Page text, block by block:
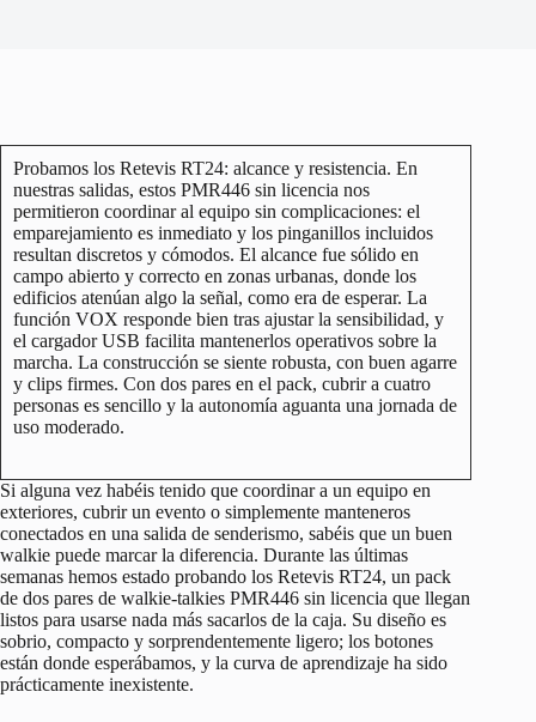
Probamos los Retevis RT24: alcance y resistencia. En
nuestras salidas, estos PMR446 sin licencia nos
permitieron coordinar al equipo sin complicaciones: el
emparejamiento es inmediato y los pinganillos incluidos
resultan discretos y cómodos. El alcance fue sólido en
campo abierto y correcto en zonas urbanas, donde los
edificios atenúan algo la señal, como era de esperar. La
función VOX responde bien tras ajustar la sensibilidad, y
el cargador USB facilita mantenerlos operativos sobre la
marcha. La construcción se siente robusta, con buen agarre
y clips firmes. Con dos pares en el pack, cubrir a cuatro
personas es sencillo y la autonomía aguanta una jornada de
uso moderado.
Si alguna vez habéis tenido que coordinar a un equipo en
exteriores, cubrir un evento o simplemente manteneros
conectados en una salida de senderismo, sabéis que un buen
walkie puede marcar la diferencia. Durante las últimas
semanas hemos estado probando los Retevis RT24, un pack
de dos pares de walkie-talkies PMR446 sin licencia que llegan
listos para usarse nada más sacarlos de la caja. Su diseño es
sobrio, compacto y sorprendentemente ligero; los botones
están donde esperábamos, y la curva de aprendizaje ha sido
prácticamente inexistente.